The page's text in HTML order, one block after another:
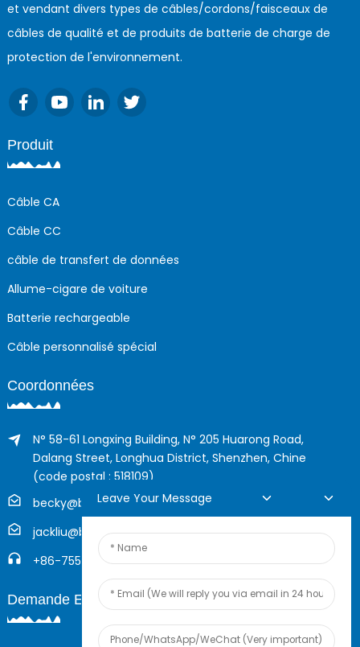
et vendant divers types de câbles/cordons/faisceaux de
câbles de qualité et de produits de batterie de charge de
protection de l'environnement.
Produit
Câble CA
Câble CC
câble de transfert de données
Allume-cigare de voiture
Batterie rechargeable
Câble personnalisé spécial
Coordonnées
N° 58-61 Longxing Building, N° 205 Huarong Road,
Dalang Street, Longhua District, Shenzhen, Chine
(code postal : 518109)
becky@boyingcable.com
jackliu@boyingcable.com
+86-755-21014277
Demande En Ligne
Leave Your Message